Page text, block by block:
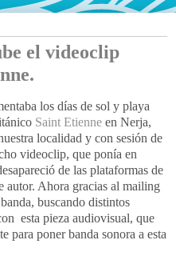
el videoclip
los días de sol y playa
Saint Etienne en Nerja,
localidad y con sesión de
videoclip, que ponía en
de las plataformas de
autor. Ahora gracias al mailing
buscando distintos
esta pieza audiovisual, que
para poner banda sonora a esta